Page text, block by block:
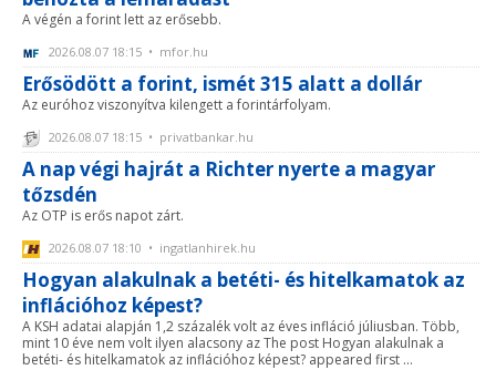
A végén a forint lett az erősebb.
2026.08.07 18:15 • mfor.hu
Erősödött a forint, ismét 315 alatt a dollár
Az euróhoz viszonyítva kilengett a forintárfolyam.
2026.08.07 18:15 • privatbankar.hu
A nap végi hajrát a Richter nyerte a magyar
tőzsdén
Az OTP is erős napot zárt.
2026.08.07 18:10 • ingatlanhirek.hu
Hogyan alakulnak a betéti- és hitelkamatok az
inflációhoz képest?
A KSH adatai alapján 1,2 százalék volt az éves infláció júliusban. Több,
mint 10 éve nem volt ilyen alacsony az The post Hogyan alakulnak a
betéti- és hitelkamatok az inflációhoz képest? appeared first ...